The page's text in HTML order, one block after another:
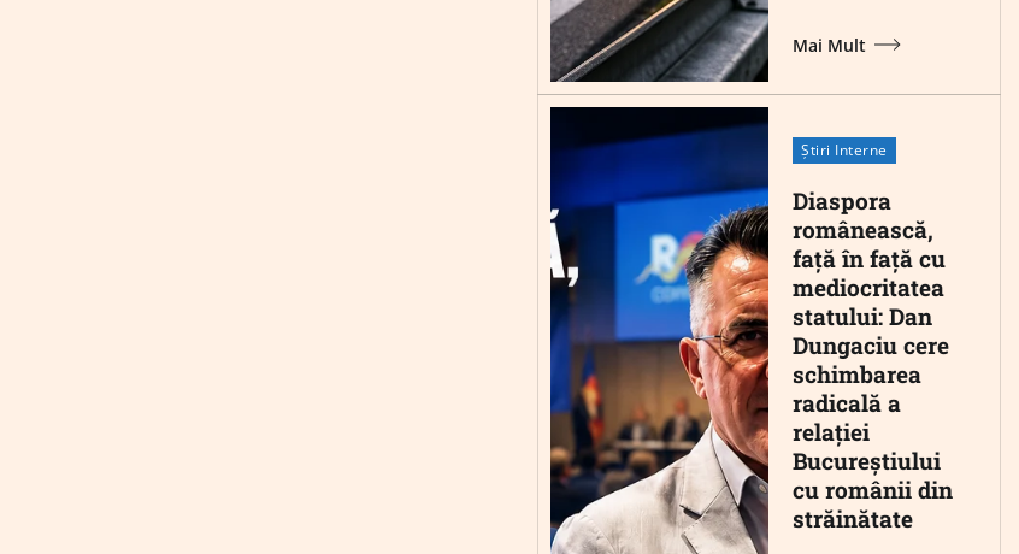
Mai Mult
Știri Interne
Diaspora
românească,
față în față cu
mediocritatea
statului: Dan
Dungaciu cere
schimbarea
radicală a
relației
Bucureștiului
cu românii din
străinătate